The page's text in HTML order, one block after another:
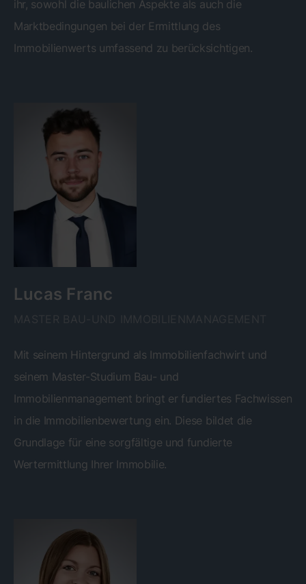
ihr, sowohl die baulichen Aspekte als auch die
Marktbedingungen bei der Ermittlung des
Immobilienwerts umfassend zu berücksichtigen.
Lucas Franc
Mit seinem Hintergrund als Immobilienfachwirt und
seinem Master-Studium Bau- und
Immobilienmanagement bringt er fundiertes Fachwissen
in die Immobilienbewertung ein. Diese bildet die
Grundlage für eine sorgfältige und fundierte
Wertermittlung Ihrer Immobilie.